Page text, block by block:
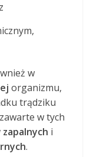
w
organizmu,
trądziku
w tych
i
.